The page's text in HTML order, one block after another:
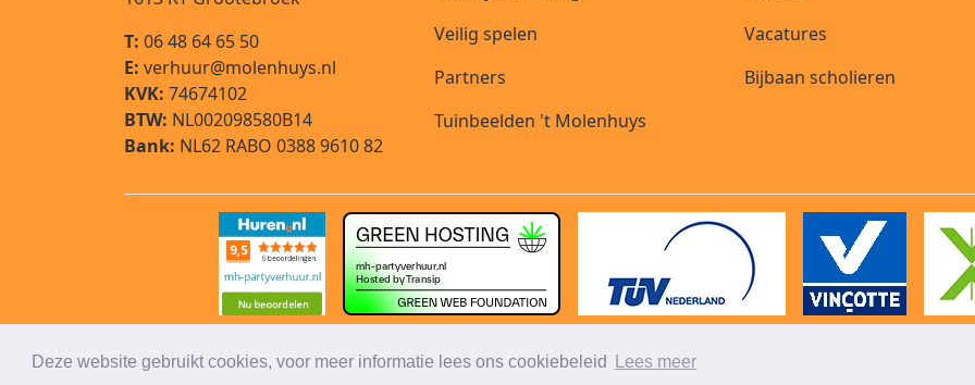
Deze website gebruikt cookies, voor meer informatie lees ons cookiebeleid Lees meer
T: 06 48 64 65 50
E: verhuur@molenhuys.nl
KVK: 74674102
BTW: NL002098580B14
Bank: NL62 RABO 0388 9610 82
Veilig spelen
Partners
Tuinbeelden 't Molenhuys
Vacatures
Bijbaan scholieren